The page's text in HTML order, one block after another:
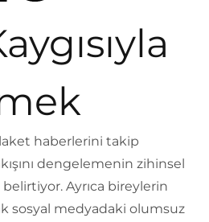
haberlerini takip
dengelemenin zihinsel
Ayrıca bireylerin
sosyal medyadaki olumsuz